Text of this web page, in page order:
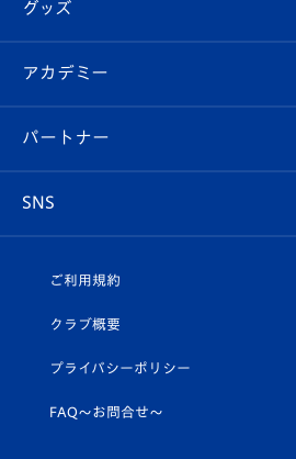
チケット
イベント
メディア
ホームタウン
スタッフプロフィール
マスコット紹介
平和祈念活動
Revive Team
ヴィヴィくんの長崎おもてなしガイド
フォトギャラリー
スタジアムグルメ
V-LOVERS（ファンクラブ）
プレイヤーズスイート
グッズ
オンラインショップ
店舗情報
アカデミー
育成からのお知らせ
U-18
スクール
パートナー
SNS
ヴィヴィくんインスタグラム
公式LINE＠
ご利用規約
クラブ概要
プライバシーポリシー
FAQ〜お問合せ〜